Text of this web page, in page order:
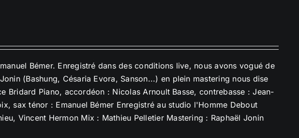
Bémer. Enregistré dans des conditions live, nous avons vogué de
(Bashung, Césaria Evora, Sanson...) en plein mastering nous dise
Bridard Piano, accordéon : Nicolas Arnoult Basse, contrebasse : Jean-
sax ténor : Emanuel Bémer Enregistré au studio l'Homme Debout
Vincent Hermon Mix : Mathieu Pelletier Mastering : Raphaël Jonin